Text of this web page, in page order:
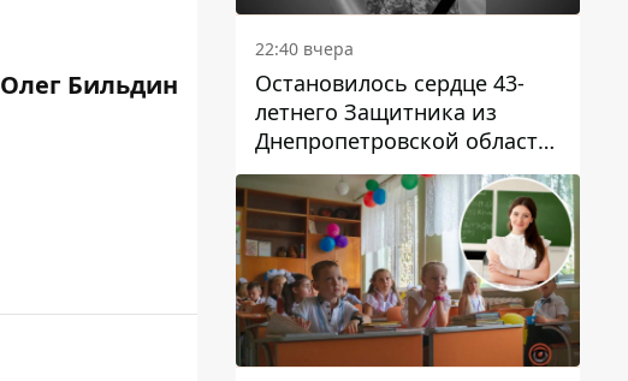
Олег Бильдин
22:40 вчера
Остановилось сердце 43-
летнего Защитника из
Днепропетровской области
Евгения Зинченко